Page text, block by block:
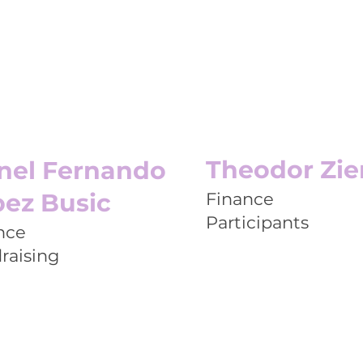
Fernando
Busic
Theodor
Finance
Participants